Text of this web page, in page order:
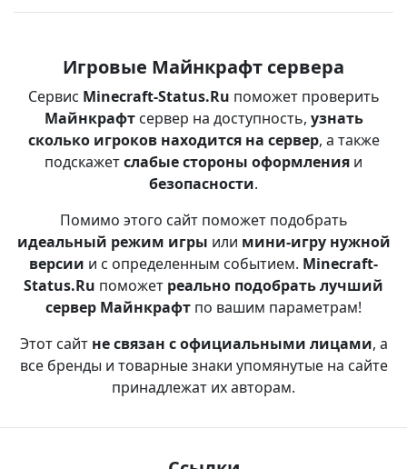
Игровые Майнкрафт сервера
Сервис Minecraft-Status.Ru поможет проверить
Майнкрафтсервер на доступность, узнать
сколько игроков находится на сервер, а также
подскажетслабые стороны оформления и
безопасности.
Помимо этого сайт поможет подобрать
идеальный режим игры или мини-игру нужной
версии и с определенным событием. Minecraft-
Status.Ru поможет реально подобрать лучший
сервер Майнкрафт по вашим параметрам!
Этот сайт не связан с официальными лицами, а
все бренды и товарные знаки упомянутые на сайте
принадлежат их авторам.